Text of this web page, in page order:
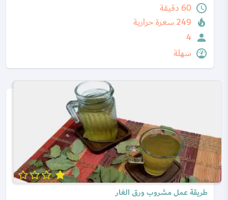
60 دقيقة
249 سعرة حرارية
4
سهلة
طريقة عمل مشروب ورق الغار